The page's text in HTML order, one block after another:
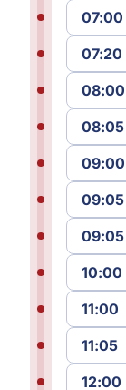
07:00
07:20
08:00
08:05
09:00
09:05
09:05
10:00
11:00
11:05
12:00